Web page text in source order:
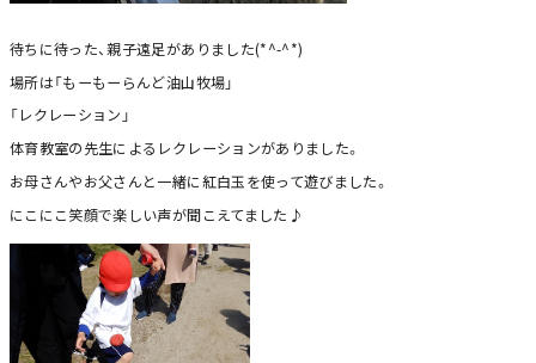
待ちに待った、親子遠足がありました(*^-^*)
場所は「もーもーらんど油山牧場」
「レクレーション」
体育教室の先生によるレクレーションがありました。
お母さんやお父さんと一緒に紅白玉を使って遊びました。
にこにこ笑顔で楽しい声が聞こえてました♪